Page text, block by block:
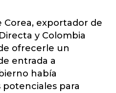
exportador de
y Colombia
ofrecerle un
entrada a
había
para